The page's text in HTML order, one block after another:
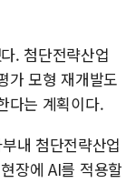
. 첨단전략산업
가 모형 재개발도
다는 계획이다.
내 첨단전략산업
장에 AI를 적용할